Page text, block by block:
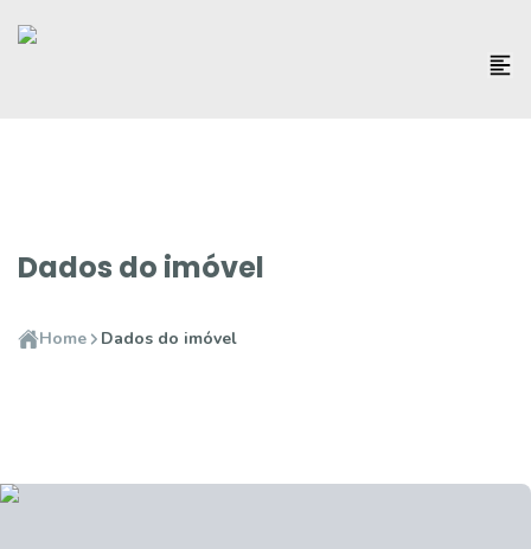
Dados do imóvel
Home Dados do imóvel